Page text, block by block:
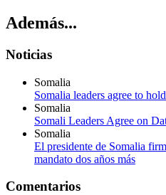
Además...
Noticias
Somalia
Somalia leaders agree to
Somalia
Somali Leaders Agree on
Somalia
El presidente de Somalia
mandato dos años más
Comentarios